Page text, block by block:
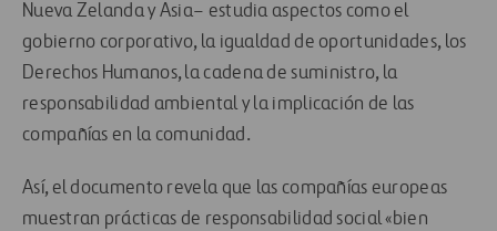
Nueva Zelanda y Asia– estudia aspectos como el
gobierno corporativo, la igualdad de oportunidades, los
Derechos Humanos, la cadena de suministro, la
responsabilidad ambiental y la implicación de las
compañías en la comunidad.
Así, el documento revela que las compañías europeas
muestran prácticas de responsabilidad social «bien